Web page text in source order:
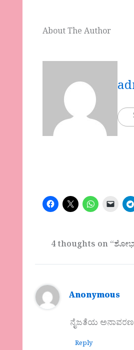
About The Author
4 thoughts on
Anonymous
ನೈಜತೆಯ
Reply